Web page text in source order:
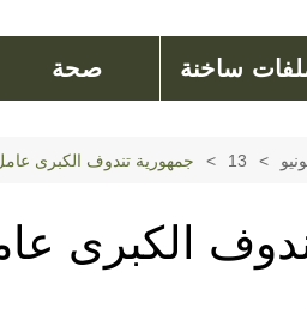
ساخنة صحة
13 جمهورية تندوف الكبرى
الكبرى